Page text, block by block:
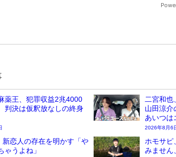
薬王、犯罪収益2兆4000
決は仮釈放なしの終身
二宮和也
山田涼介
あいつは
2026年8月6
新恋人の存在を明かす「や
ゃうよね」
ホモサピ
みません